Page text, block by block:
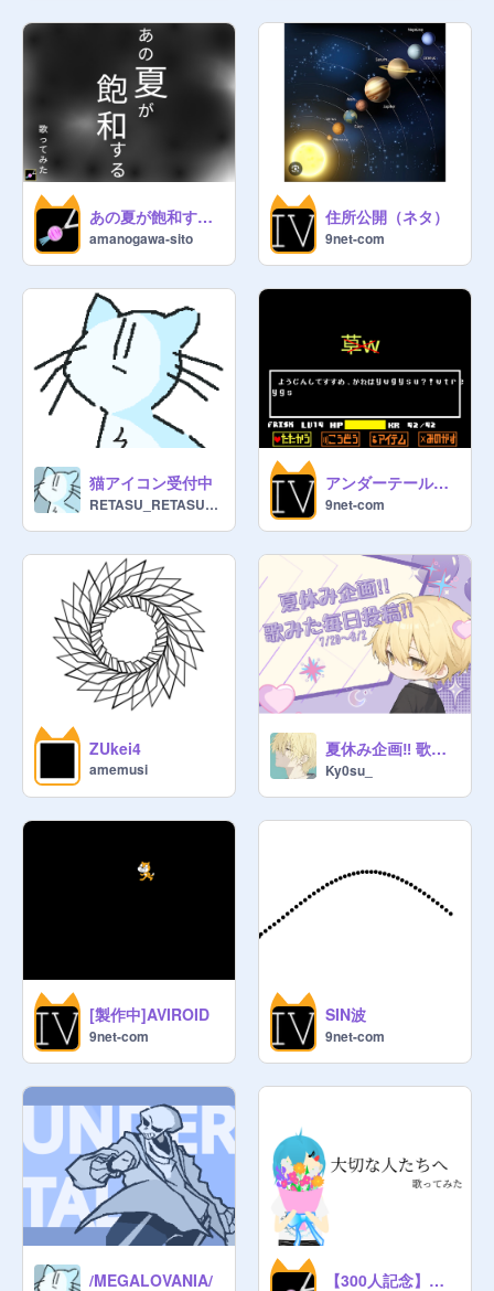
あの夏が飽和する 歌ってみた
amanogawa-sito
住所公開（ネタ）
9net-com
猫アイコン受付中
RETASU_RETASU_RETASU
アンダーテール 不信KUSA戦
9net-com
ZUkei4
amemusi
夏休み企画‼︎ 歌みた毎日投稿‼︎
Ky0su_
[製作中]AVIROID
9net-com
SIN波
9net-com
/MEGALOVANIA/ 【300人記念】大切な人たちへ 歌ってみた